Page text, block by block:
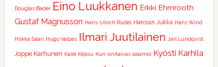
Douglas Bader Eino Luukkanen Erkki Ehrnrooth
Gustaf Magnusson Hans-Ulrich Rudel Hanssin Jukka Hans Wind
Hilkka Saari Hugo Valpas Ilmari Juutilainen Jarl Lundqvist
Joppe Karhunen Kalle Kepsu Kun sinitaivas salamoi Kyösti Karhila